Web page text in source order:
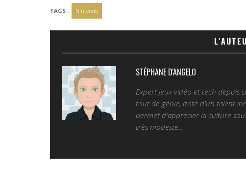
TAGS : Nintendo
STÉPHANE D'ANGELO
Expert jeux vidéo et tech depuis
tout de génie, doté d'un talent
permet d'apprécier la culture
très modeste...